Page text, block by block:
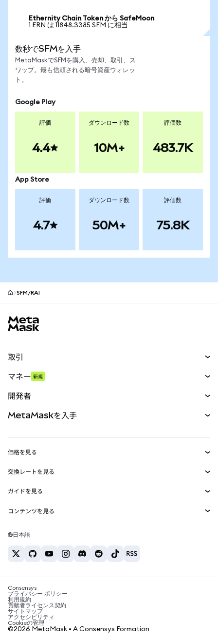
Ethernity Chain Token から SafeMoon
1 ERN は 11848.3385 SFM に相当
数秒でSFMを入手
MetaMaskでSFMを購入、売却、取引、ス
ワップ。最も信頼される暗号資産ウォレッ
ト。
Google Play
評価
4.4
ダウンロード数
10M+
評価数
483.7K
App Store
評価
4.7
ダウンロード数
50M+
評価数
75.8K
SFM/RAI
取引
パーペチュアル
RWA
マネー 新規
開発者
MetaMask Connect
Snaps
Web3サービス
MetaMaskを入手
セキュリティ
サポート
キャリア
お問い合わせ
価格を見る
イーサリアムの価格
Solanaの価格
Tetherの価格
交換レートを見る
ETH→USD
USDT→INR
BTC→INR
ETH→USDT
ガイドを見る
ETHの購入
USDTの購入
SHIBの購入
BNBの購入
コンテンツを見る
Solanaウォレット
税制関連ニュース
暗号資産の購入方法は？
ビットコインを売るには？
日本語
Consensys
プライバシー ポリシー
利用規約
貢献者ライセンス契約
サイトマップ
アクセシビリティ
Cookieの管理
©2026 MetaMask • A Consensys Formation